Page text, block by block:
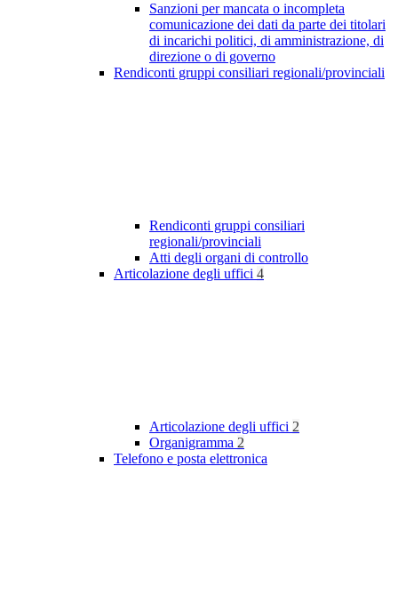
Sanzioni per mancata o incompleta
comunicazione dei dati da parte dei titolari
di incarichi politici, di amministrazione, di
direzione o di governo
Rendiconti gruppi consiliari regionali/provinciali
Rendiconti gruppi consiliari
regionali/provinciali
Atti degli organi di controllo
Articolazione degli uffici 4
Articolazione degli uffici 2
Organigramma 2
Telefono e posta elettronica